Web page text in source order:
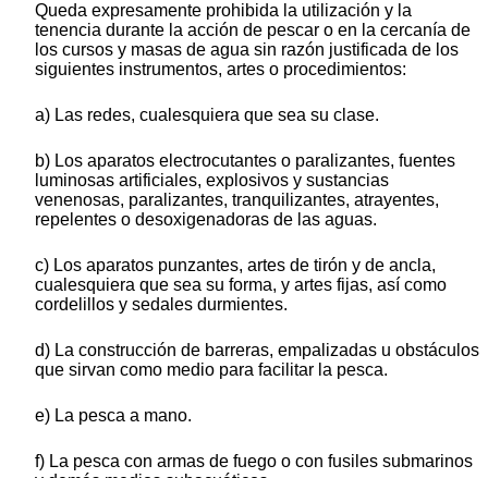
Queda expresamente prohibida la utilización y la
tenencia durante la acción de pescar o en la cercanía de
los cursos y masas de agua sin razón justificada de los
siguientes instrumentos, artes o procedimientos:
a) Las redes, cualesquiera que sea su clase.
b) Los aparatos electrocutantes o paralizantes, fuentes
luminosas artificiales, explosivos y sustancias
venenosas, paralizantes, tranquilizantes, atrayentes,
repelentes o desoxigenadoras de las aguas.
c) Los aparatos punzantes, artes de tirón y de ancla,
cualesquiera que sea su forma, y artes fijas, así como
cordelillos y sedales durmientes.
d) La construcción de barreras, empalizadas u obstáculos
que sirvan como medio para facilitar la pesca.
e) La pesca a mano.
f) La pesca con armas de fuego o con fusiles submarinos